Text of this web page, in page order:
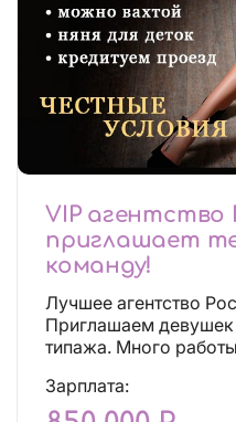
VIP
приглашает
команду!
Лучшее агентство
Приглашаем девушек
типажа. Много
Зарплата: